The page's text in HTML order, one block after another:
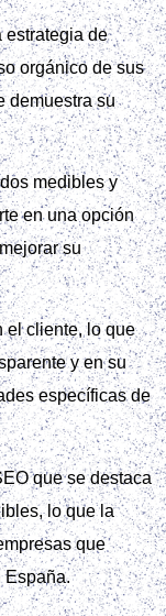
estrategia de
orgánico de sus
demuestra su
medibles y
en una opción
su
el cliente, lo que
y en su
específicas de
que se destaca
lo que la
que
España.